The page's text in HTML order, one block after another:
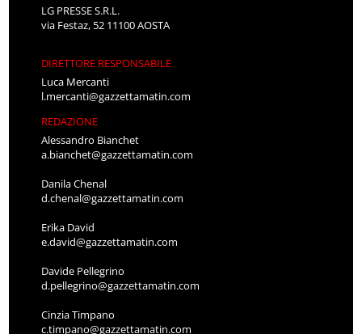
LG PRESSE S.R.L.
via Festaz, 52 11100 AOSTA
DIRETTORE RESPONSABILE
Luca Mercanti
l.mercanti@gazzettamatin.com
REDAZIONE
Alessandro Bianchet
a.bianchet@gazzettamatin.com
Danila Chenal
d.chenal@gazzettamatin.com
Erika David
e.david@gazzettamatin.com
Davide Pellegrino
d.pellegrino@gazzettamatin.com
Cinzia Timpano
c.timpano@gazzettamatin.com